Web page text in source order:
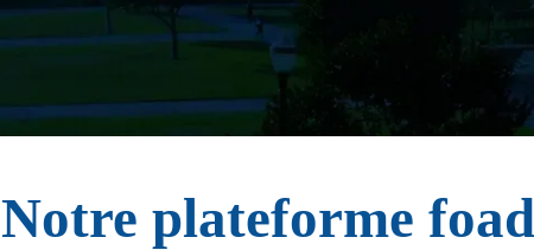
Notre plateforme foad